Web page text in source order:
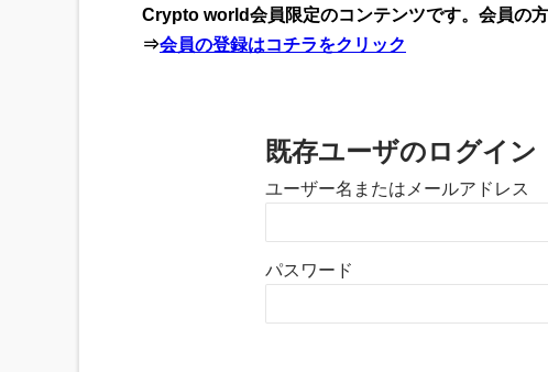
Crypto world会員限定のコンテンツです。会員の
⇒会員の登録はコチラをクリック
既存ユーザのログイン
ユーザー名またはメールアドレス
パスワード